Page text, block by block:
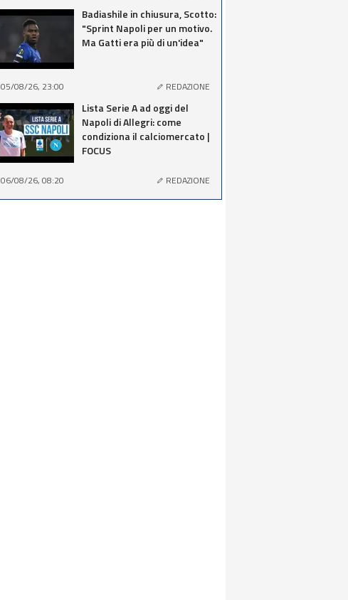
Badiashile in chiusura, Scotto:
"Sprint Napoli per un motivo.
Ma Gatti era più di un'idea"
05/08/26, 23:00 REDAZIONE
Lista Serie A ad oggi del
Napoli di Allegri: come
condiziona il calciomercato |
FOCUS
06/08/26, 08:20 REDAZIONE